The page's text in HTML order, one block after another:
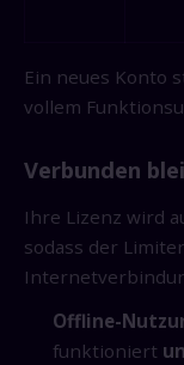
Ein neues Konto
vollem
Verbunden
Ihre Lizenz wird
sodass der
Offline-
funktioniert